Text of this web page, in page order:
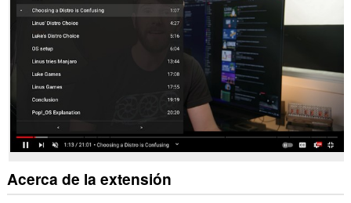
algunos
sitios
Acerca de la extensión